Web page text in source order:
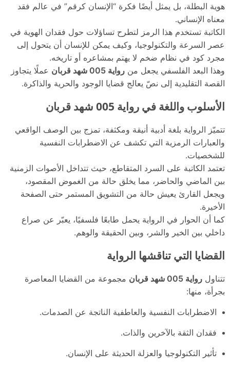
هوية البطلة، بل يمثل أيضًا فكرة “الإنسان كرقم” في عالم فقد
معناه الإنساني.
الكاتبة تستخدم هذا الرمز لتطرح تساؤلات حول فقدان الهوية في
عصر السرعة والتكنولوجيا، وكيف يمكن للإنسان أن يتحول إلى
مجرد كود في نظام ضخم لا يهتم بمشاعره أو تاريخه.
وهذا البعد الفلسفي يجعل من رواية 005 شهد قربان
عملًا يتجاوز
القصة التقليدية إلى نصّ يعالج قضايا الوجود والحرية والذاكرة.
الأسلوب واللغة في رواية 005 شهد قربان
تتميّز الرواية بلغة أدبية أنيقة ومكثفة، تمزج بين الوصف الواقعي
والعبارات الرمزية التي تكشف عن الاضطرابات النفسية
للشخصيات.
تعتمد الكاتبة على السرد المتقاطع، حيث تتداخل الأصوات الزمنية
بين الماضي والحاضر، مما يخلق حالة من الغموض المقصود،
ويجعل القارئ يعيش حالة من التشويق المستمر حتى الصفحة
الأخيرة.
كما أن الحوار في الرواية يحمل طابعًا فلسفيًا، يعبّر عن صراع
داخلي بين الخير والشر، وبين الحقيقة والوهم.
القضايا التي تناقشها الرواية
تتناول رواية 005 شهد قربان
مجموعة من القضايا المعاصرة
بجرأة، منها:
الاضطرابات النفسية والعاطفية الناتجة عن الصدمات.
فقدان الثقة بالآخرين والذات.
تأثير التكنولوجيا والعزلة الحديثة على الإنسان.